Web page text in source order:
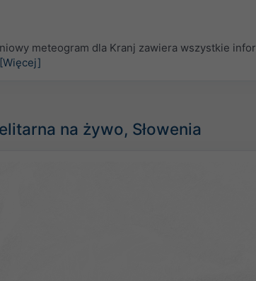
meteogram dla Kranj zawiera wszystkie
[Więcej]
na żywo, Słowenia